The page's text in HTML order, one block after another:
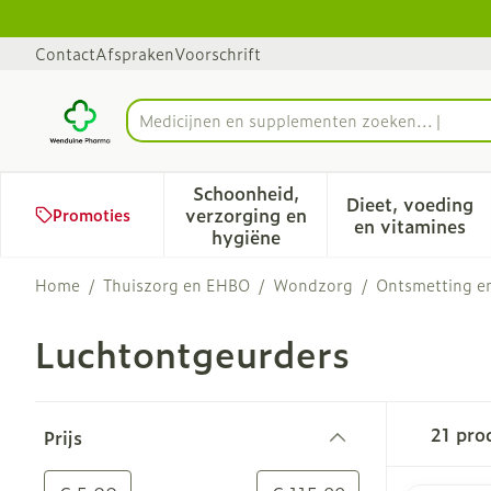
ContactAfsprakenVoorschrift
Product, merk, categorie...
Medic
Promoties
Schoonheid,
verzorging en
hygiëne
Toon submenu voor
Dieet, voeding
en vitamines
Toon
Home / Thuiszorg en EHBO / Wondzorg / Ontsmetting
Luchtontgeurders
Prijs
21